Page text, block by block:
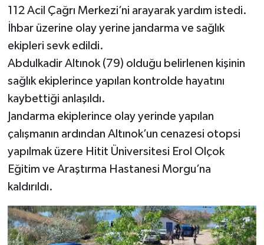
112 Acil Çağrı Merkezi’ni arayarak yardım istedi.
İhbar üzerine olay yerine jandarma ve sağlık
ekipleri sevk edildi.
Abdulkadir Altınok (79) olduğu belirlenen kişinin
sağlık ekiplerince yapılan kontrolde hayatını
kaybettiği anlaşıldı.
Jandarma ekiplerince olay yerinde yapılan
çalışmanın ardından Altınok’un cenazesi otopsi
yapılmak üzere Hitit Üniversitesi Erol Olçok
Eğitim ve Araştırma Hastanesi Morgu’na
kaldırıldı.
Osmancık
Sungurlu
Uğurludağ
Sağlık